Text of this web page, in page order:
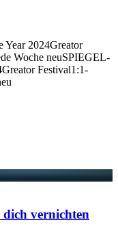
Year 2024Greator
Woche neuSPIEGEL-
Greator Festival1:1-
dich vernichten